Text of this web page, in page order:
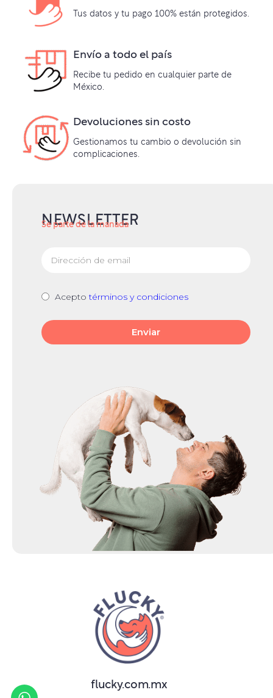
Tus datos y tu pago 100% están protegidos.
Envío a todo el país
Recibe tu pedido en cualquier parte de
México.
Devoluciones sin costo
Gestionamos tu cambio o devolución sin
complicaciones.
NEWSLETTER
Se parte de la manada
Aceptotérminos y condiciones
Enviar
flucky.com.mx